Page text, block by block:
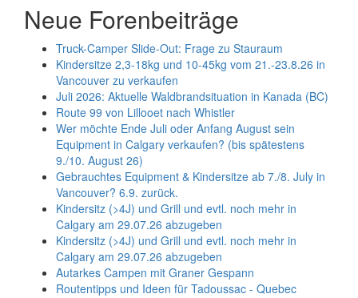
Neue Forenbeiträge
Truck-Camper Slide-Out: Frage zu Stauraum
Kindersitze 2,3-18kg und 10-45kg vom 21.-23.8.26 in
Vancouver zu verkaufen
Juli 2026: Aktuelle Waldbrandsituation in Kanada (BC)
Route 99 von Lillooet nach Whistler
Wer möchte Ende Juli oder Anfang August sein
Equipment in Calgary verkaufen? (bis spätestens
9./10. August 26)
Gebrauchtes Equipment & Kindersitze ab 7./8. July in
Vancouver? 6.9. zurück.
Kindersitz (>4J) und Grill und evtl. noch mehr in
Calgary am 29.07.26 abzugeben
Kindersitz (>4J) und Grill und evtl. noch mehr in
Calgary am 29.07.26 abzugeben
Autarkes Campen mit Graner Gespann
Routentipps und Ideen für Tadoussac - Quebec